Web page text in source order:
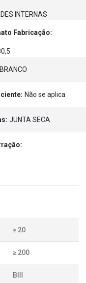
INTERNAS
Fabricação:
BRANCO
Não se aplica
JUNTA SECA
≥ 20
≥ 200
BIII